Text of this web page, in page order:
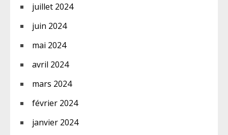
juillet 2024
juin 2024
mai 2024
avril 2024
mars 2024
février 2024
janvier 2024